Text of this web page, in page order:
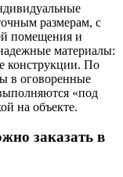
размерам, с
помещения и
материалы:
конструкции. По
в оговоренные
«под
на объекте.
заказать в